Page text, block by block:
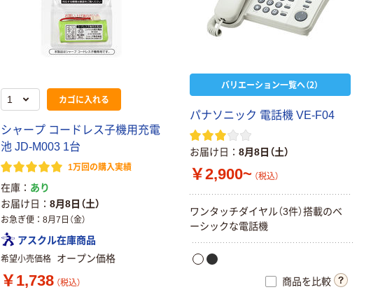
カゴに入れる
シャープ コードレス子機用充電
池 JD-M003 1台
1万回の購入実績
在庫
あり
お届け日
8月8日（土）
お急ぎ便 8月7日（金）
アスクル在庫商品
希望小売価格 オープン価格
￥1,738 （税込）
バリエーション一覧へ（2）
パナソニック 電話機 VE-F04
お届け日 8月8日（土）
￥2,900~ （税込）
ワンタッチダイヤル（3件）搭載のベ
ーシックな電話機
商品を比較